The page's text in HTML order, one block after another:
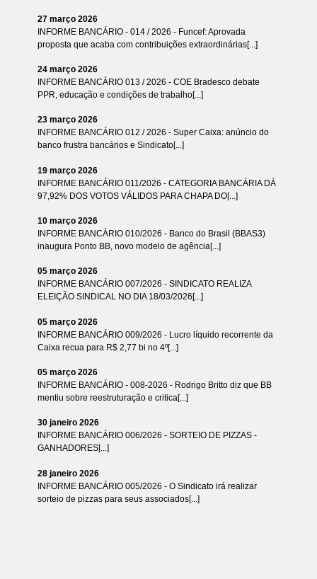
27 março 2026
INFORME BANCÁRIO - 014 / 2026 - Funcef: Aprovada
proposta que acaba com contribuições extraordinárias[...]
24 março 2026
INFORME BANCÁRIO 013 / 2026 - COE Bradesco debate
PPR, educação e condições de trabalho[...]
23 março 2026
INFORME BANCÁRIO 012 / 2026 - Super Caixa: anúncio do
banco frustra bancários e Sindicato[...]
19 março 2026
INFORME BANCÁRIO 011/2026 - CATEGORIA BANCÁRIA DÁ
97,92% DOS VOTOS VÁLIDOS PARA CHAPA DO[...]
10 março 2026
INFORME BANCÁRIO 010/2026 - Banco do Brasil (BBAS3)
inaugura Ponto BB, novo modelo de agência[...]
05 março 2026
INFORME BANCÁRIO 007/2026 - SINDICATO REALIZA
ELEIÇÃO SINDICAL NO DIA 18/03/2026[...]
05 março 2026
INFORME BANCÁRIO 009/2026 - Lucro líquido recorrente da
Caixa recua para R$ 2,77 bi no 4º[...]
05 março 2026
INFORME BANCÁRIO - 008-2026 - Rodrigo Britto diz que BB
mentiu sobre reestruturação e critica[...]
30 janeiro 2026
INFORME BANCÁRIO 006/2026 - SORTEIO DE PIZZAS -
GANHADORES[...]
28 janeiro 2026
INFORME BANCÁRIO 005/2026 - O Sindicato irá realizar
sorteio de pizzas para seus associados[...]